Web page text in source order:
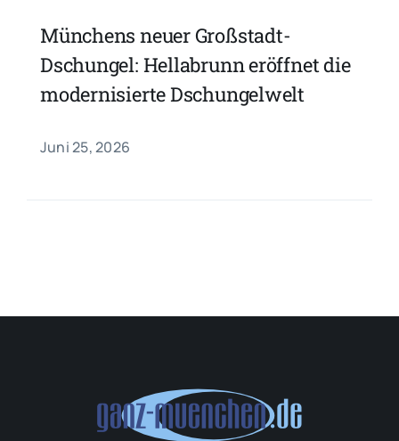
Münchens neuer Großstadt-
Dschungel: Hellabrunn eröffnet die
modernisierte Dschungelwelt
Juni 25, 2026